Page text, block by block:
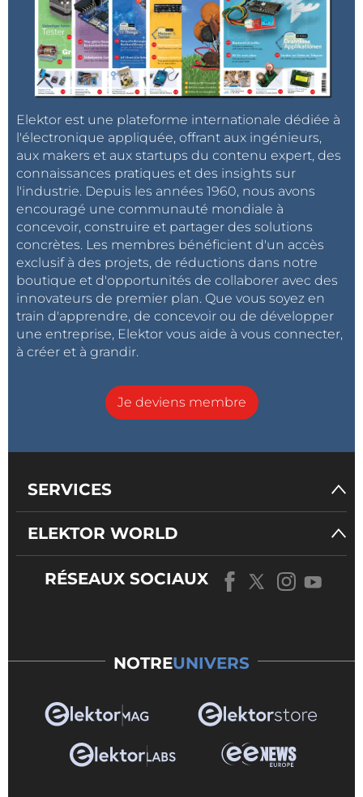
Elektor est une plateforme internationale dédiée à
l'électronique appliquée, offrant aux ingénieurs,
aux makers et aux startups du contenu expert, des
connaissances pratiques et des insights sur
l'industrie. Depuis les années 1960, nous avons
encouragé une communauté mondiale à
concevoir, construire et partager des solutions
concrètes. Les membres bénéficient d'un accès
exclusif à des projets, de réductions dans notre
boutique et d'opportunités de collaborer avec des
innovateurs de premier plan. Que vous soyez en
train d'apprendre, de concevoir ou de développer
une entreprise, Elektor vous aide à vous connecter,
à créer et à grandir.
Je deviens membre
SERVICES
ELEKTOR WORLD
RÉSEAUX SOCIAUX
NOTREUNIVERS